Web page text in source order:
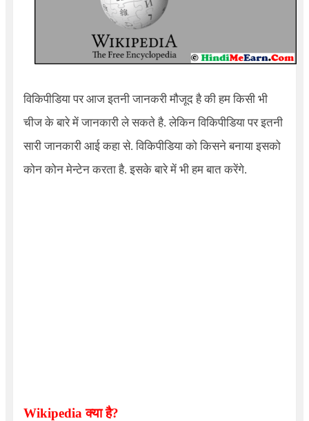
विकिपीडिया पर आज इतनी जानकरी मौजूद है की हम किसी भी
चीज के बारे में जानकारी ले सकते है. लेकिन विकिपीडिया पर इतनी
सारी जानकारी आई कहा से. विकिपीडिया को किसने बनाया इसको
कोन कोन मेन्टेन करता है. इसके बारे में भी हम बात करेंगे.
Wikipediaक्या है?